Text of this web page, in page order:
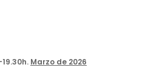
Marzo de 2026